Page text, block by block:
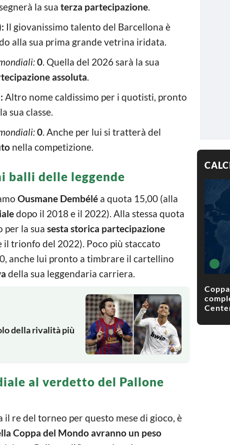
la sua terza partecipazione.
Il giovanissimo talento del Barcellona è
alla sua prima grande vetrina iridata.
0. Quella del 2026 sarà la sua
assoluta.
Altro nome caldissimo per i quotisti, pronto
sua classe.
0. Anche per lui si tratterà del
nella competizione.
balli delle leggende
Ousmane Dembélé a quota 15,00 (alla
dopo il 2018 e il 2022). Alla stessa quota
per la sua sesta storica partecipazione
il trionfo del 2022). Poco più staccato
anche lui pronto a timbrare il cartellino
della sua leggendaria carriera.
della rivalità più
al verdetto del Pallone
il re del torneo per questo mese di gioco, è
Coppa del Mondo avranno un peso